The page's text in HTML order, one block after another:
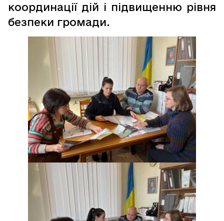
координації дій і підвищенню рівня
безпеки громади.